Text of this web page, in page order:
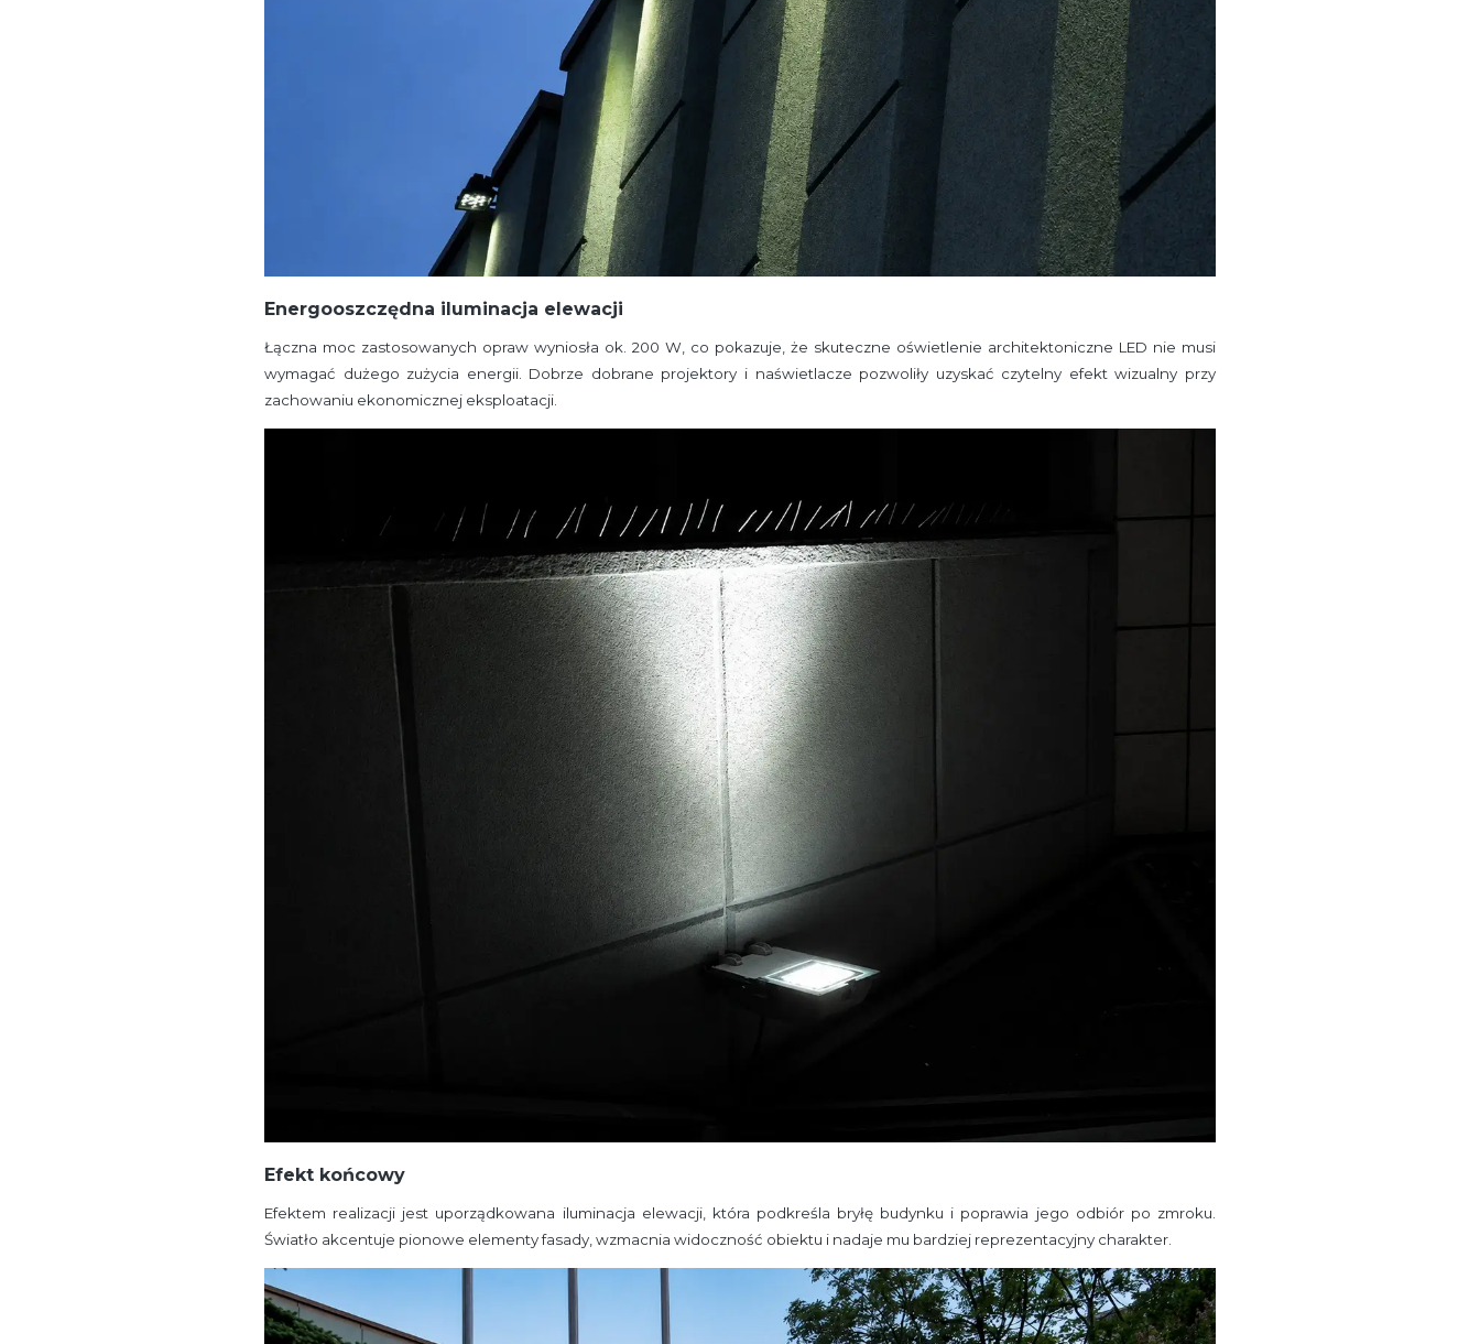
Energooszczędna iluminacja elewacji
Łączna moc zastosowanych opraw wyniosła ok. 200 W, co pokazuje, że skuteczne oświetlenie architektoniczne LED nie musi
wymagać dużego zużycia energii. Dobrze dobrane projektory i naświetlacze pozwoliły uzyskać czytelny efekt wizualny przy
zachowaniu ekonomicznej eksploatacji.
Efekt końcowy
Efektem realizacji jest uporządkowana iluminacja elewacji, która podkreśla bryłę budynku i poprawia jego odbiór po zmroku.
Światło akcentuje pionowe elementy fasady, wzmacnia widoczność obiektu i nadaje mu bardziej reprezentacyjny charakter.